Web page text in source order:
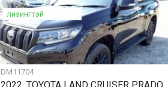
DM11704
лизингтэй